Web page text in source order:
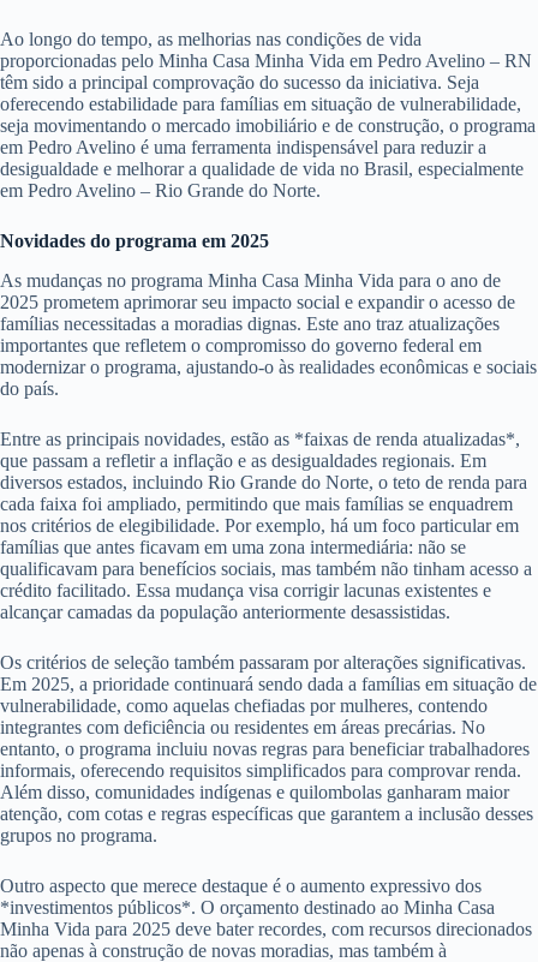
Ao longo do tempo, as melhorias nas condições de vida
proporcionadas pelo Minha Casa Minha Vida em Pedro Avelino – RN
têm sido a principal comprovação do sucesso da iniciativa. Seja
oferecendo estabilidade para famílias em situação de vulnerabilidade,
seja movimentando o mercado imobiliário e de construção, o programa
em Pedro Avelino é uma ferramenta indispensável para reduzir a
desigualdade e melhorar a qualidade de vida no Brasil, especialmente
em Pedro Avelino – Rio Grande do Norte.
Novidades do programa em 2025
As mudanças no programa Minha Casa Minha Vida para o ano de
2025 prometem aprimorar seu impacto social e expandir o acesso de
famílias necessitadas a moradias dignas. Este ano traz atualizações
importantes que refletem o compromisso do governo federal em
modernizar o programa, ajustando-o às realidades econômicas e sociais
do país.
Entre as principais novidades, estão as *faixas de renda atualizadas*,
que passam a refletir a inflação e as desigualdades regionais. Em
diversos estados, incluindo Rio Grande do Norte, o teto de renda para
cada faixa foi ampliado, permitindo que mais famílias se enquadrem
nos critérios de elegibilidade. Por exemplo, há um foco particular em
famílias que antes ficavam em uma zona intermediária: não se
qualificavam para benefícios sociais, mas também não tinham acesso a
crédito facilitado. Essa mudança visa corrigir lacunas existentes e
alcançar camadas da população anteriormente desassistidas.
Os critérios de seleção também passaram por alterações significativas.
Em 2025, a prioridade continuará sendo dada a famílias em situação de
vulnerabilidade, como aquelas chefiadas por mulheres, contendo
integrantes com deficiência ou residentes em áreas precárias. No
entanto, o programa incluiu novas regras para beneficiar trabalhadores
informais, oferecendo requisitos simplificados para comprovar renda.
Além disso, comunidades indígenas e quilombolas ganharam maior
atenção, com cotas e regras específicas que garantem a inclusão desses
grupos no programa.
Outro aspecto que merece destaque é o aumento expressivo dos
*investimentos públicos*. O orçamento destinado ao Minha Casa
Minha Vida para 2025 deve bater recordes, com recursos direcionados
não apenas à construção de novas moradias, mas também à